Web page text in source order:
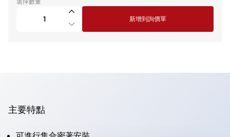
新增到詢價單
主要特點